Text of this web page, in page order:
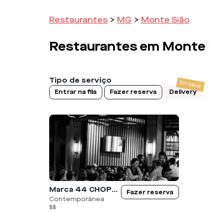
Restaurantes > MG > Monte Sião
Restaurantes em Monte
Tipo de serviço
Entrar na fila Fazer reserva Delivery
Marca 44 CHOPERIA E PETISCARIA
Contemporânea
$$
Fazer reserva